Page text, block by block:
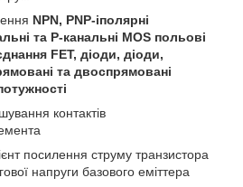
NPN, PNP-іполярні
та P-канальні MOS польові
FET, діоди, діоди,
та двоспрямовані
контактів
посилення струму транзистора
напруги базового еміттера